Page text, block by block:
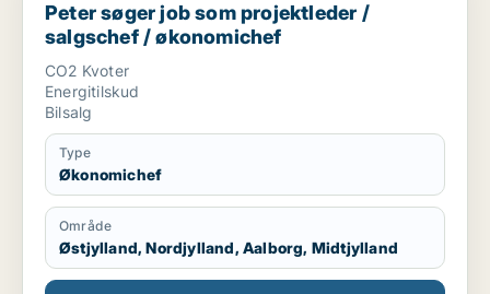
Peter søger job som projektleder /
salgschef / økonomichef
CO2 Kvoter
Energitilskud
Bilsalg
Type
Økonomichef
Område
Østjylland, Nordjylland, Aalborg, Midtjylland